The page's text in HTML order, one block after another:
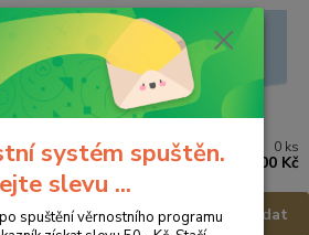
Hledat
0 ks
0,00 Kč
systém spuštěn.
slevu ...
spuštění věrnostního programu